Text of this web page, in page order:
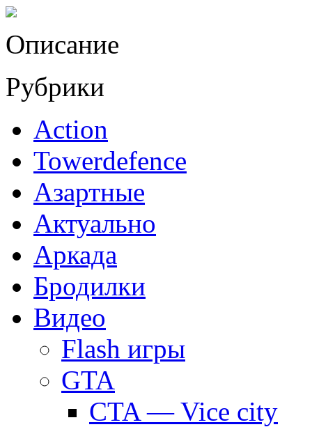
Описание
Рубрики
Action
Towerdefence
Азартные
Актуально
Аркада
Бродилки
Видео
Flash игры
GTA
CTA — Vice city